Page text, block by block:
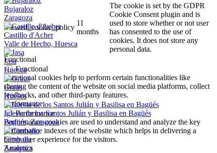
Bujaraloz
Zaragoza
Castillo d'Acher
Valle de Hecho, Huesca
Jasa
Huesca
Graus
Huesca
Iglesia de los Santos Julián y Basilisa en Bagüés
Bagüés, Zaragoza
Cimballa
Zaragoza
viewed_cookie_policy
11
months
The cookie is set by the GDPR
Cookie Consent plugin and is
used to store whether or not user
has consented to the use of
cookies. It does not store any
personal data.
Functional
Functional
Functional cookies help to perform certain functionalities like
sharing the content of the website on social media platforms, collect
feedbacks, and other third-party features.
Performance
Performance
Performance cookies are used to understand and analyze the key
performance indexes of the website which helps in delivering a
better user experience for the visitors.
Analytics